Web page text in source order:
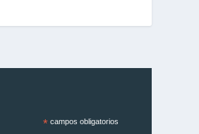
*campos obligatorios